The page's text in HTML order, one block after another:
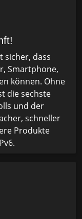
sicher, dass
Smartphone,
können. Ohne
die sechste
und der
schneller
Produkte